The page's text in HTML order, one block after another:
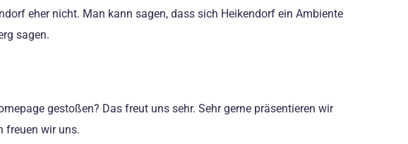
eher nicht. Man kann sagen, dass sich Heikendorf ein Ambiente
sagen.
gestoßen? Das freut uns sehr. Sehr gerne präsentieren wir
freuen wir uns.